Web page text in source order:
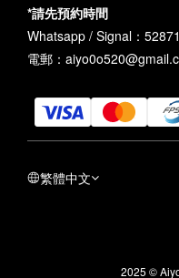
*請先預約時間
Whatsapp / Signal：
電郵：
繁體中文
2025 ©